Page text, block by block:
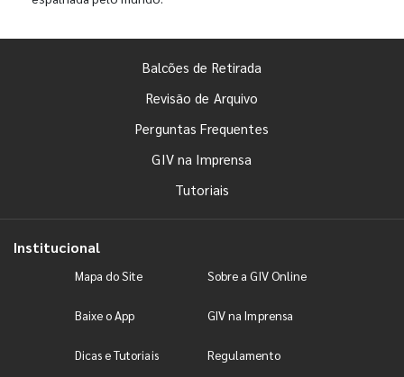
Balcões de Retirada
Revisão de Arquivo
Perguntas Frequentes
GIV na Imprensa
Tutoriais
Institucional
Mapa do Site Sobre a GIV Online
Baixe o App GIV na Imprensa
Dicas e Tutoriais Regulamento